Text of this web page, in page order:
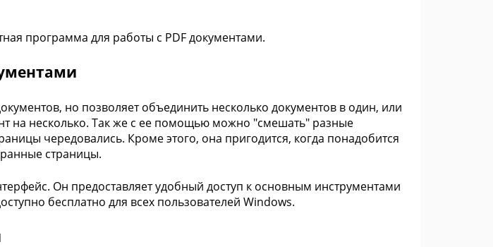
программа для работы с PDF документами.
но позволяет объединить несколько документов в один, или
на несколько. Так же с ее помощью можно "смешать" разные
чередовались. Кроме этого, она пригодится, когда понадобится
страницы.
Он предоставляет удобный доступ к основным инструментами
бесплатно для всех пользователей Windows.